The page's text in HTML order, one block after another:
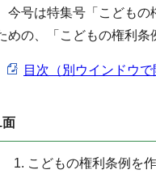
号は特集号「こどもの
めの、「こどもの権利条
目次（別ウインドウ
面
こどもの権利条例を